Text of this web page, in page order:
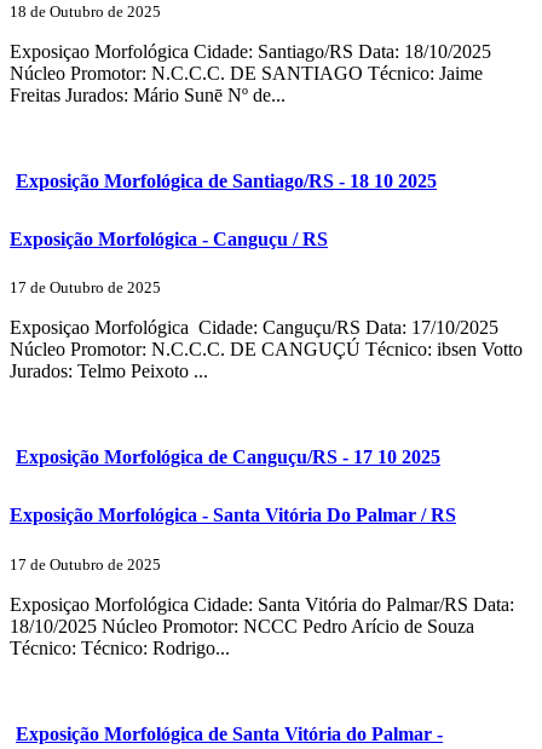
18 de Outubro de 2025
Exposiçao Morfológica Cidade: Santiago/RS Data: 18/10/2025
Núcleo Promotor: N.C.C.C. DE SANTIAGO Técnico: Jaime
Freitas Jurados: Mário Sunē Nº de...
Exposição Morfológica de Santiago/RS - 18 10 2025
Exposição Morfológica - Canguçu / RS
17 de Outubro de 2025
Exposiçao Morfológica Cidade: Canguçu/RS Data: 17/10/2025
Núcleo Promotor: N.C.C.C. DE CANGUÇÚ Técnico: ibsen Votto
Jurados: Telmo Peixoto ...
Exposição Morfológica de Canguçu/RS - 17 10 2025
Exposição Morfológica - Santa Vitória Do Palmar / RS
17 de Outubro de 2025
Exposiçao Morfológica Cidade: Santa Vitória do Palmar/RS Data:
18/10/2025 Núcleo Promotor: NCCC Pedro Arício de Souza
Técnico: Técnico: Rodrigo...
Exposição Morfológica de Santa Vitória do Palmar -